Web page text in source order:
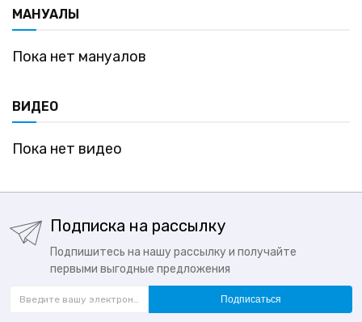
МАНУАЛЫ
Пока нет мануалов
ВИДЕО
Пока нет видео
Подписка на рассылку
Подпишитесь на нашу рассылку и получайте
первыми выгодные предложения
Подписаться